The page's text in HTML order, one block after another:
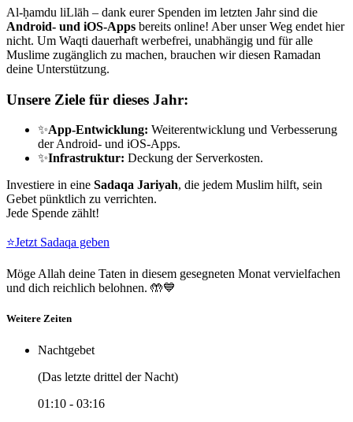
Al-ḥamdu liLlāh – dank eurer Spenden im letzten Jahr sind die
Android- und iOS-Apps bereits online! Aber unser Weg endet hier
nicht. Um Waqti dauerhaft werbefrei, unabhängig und für alle
Muslime zugänglich zu machen, brauchen wir diesen Ramadan
deine Unterstützung.
Unsere Ziele für dieses Jahr:
✨App-Entwicklung: Weiterentwicklung und Verbesserung
der Android- und iOS-Apps.
✨Infrastruktur: Deckung der Serverkosten.
Investiere in eine Sadaqa Jariyah, die jedem Muslim hilft, sein
Gebet pünktlich zu verrichten.
Jede Spende zählt!
⭐Jetzt Sadaqa geben
Möge Allah deine Taten in diesem gesegneten Monat vervielfachen
und dich reichlich belohnen. 🤲💙
Weitere Zeiten
Nachtgebet
(Das letzte drittel der Nacht)
01:10 - 03:16